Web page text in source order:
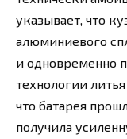
указывает, что
алюминиевого
и одновременно
технологии
что батарея
получила